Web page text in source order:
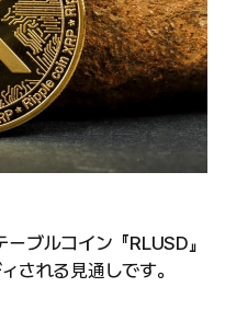
ブルコイン『RLUSD』
される見通しです。